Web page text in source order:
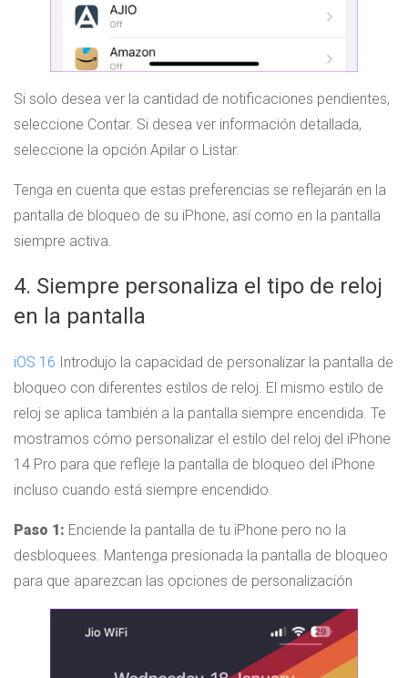
Si solo desea ver la cantidad de notificaciones pendientes,
seleccione Contar. Si desea ver información detallada,
seleccione la opción Apilar o Listar.
Tenga en cuenta que estas preferencias se reflejarán en la
pantalla de bloqueo de su iPhone, así como en la pantalla
siempre activa.
4. Siempre personaliza el tipo de reloj
en la pantalla
iOS 16 Introdujo la capacidad de personalizar la pantalla de
bloqueo con diferentes estilos de reloj. El mismo estilo de
reloj se aplica también a la pantalla siempre encendida. Te
mostramos cómo personalizar el estilo del reloj del iPhone
14 Pro para que refleje la pantalla de bloqueo del iPhone
incluso cuando está siempre encendido.
Paso 1: Enciende la pantalla de tu iPhone pero no la
desbloquees. Mantenga presionada la pantalla de bloqueo
para que aparezcan las opciones de personalización